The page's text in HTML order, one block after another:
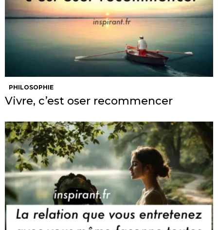
PHILOSOPHIE
Vivre, c’est oser recommencer